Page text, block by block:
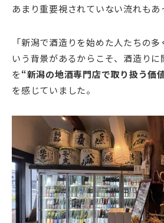
あまり重要視されていない流れもあ
「新潟で酒造りを始めた人たちの
いう背景があるからこそ、酒造りに
を“新潟の地酒専門店で取り扱う価
を感じていました。